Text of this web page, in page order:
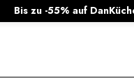
Küchen! | Alle